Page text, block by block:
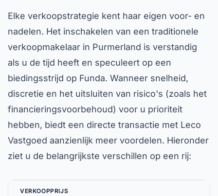
Elke verkoopstrategie kent haar eigen voor- en
nadelen. Het inschakelen van een traditionele
verkoopmakelaar in Purmerland is verstandig
als u de tijd heeft en speculeert op een
biedingsstrijd op Funda. Wanneer snelheid,
discretie en het uitsluiten van risico's (zoals het
financieringsvoorbehoud) voor u prioriteit
hebben, biedt een directe transactie met Leco
Vastgoed aanzienlijk meer voordelen. Hieronder
ziet u de belangrijkste verschillen op een rij:
VERKOOPPRIJS